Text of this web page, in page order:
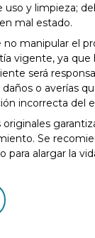
uso y limpieza;
mal estado.
no manipular el
vigente, ya que
será
daños o averías
incorrecta del
originales
Se
para alargar la